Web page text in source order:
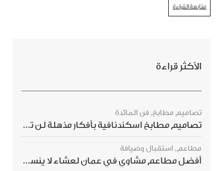
متابعة القراءة
الأكثر قراءة
تصاميم مطابخ, فن المائدة
تصاميم مطابخ اسكندنافية بأفكار مذهلة لن ترغبي بتفويتها
مطاعم, استقبال وضيافة
أفضل مطاعم مشاوي في عمان لعشاء لا ينسى